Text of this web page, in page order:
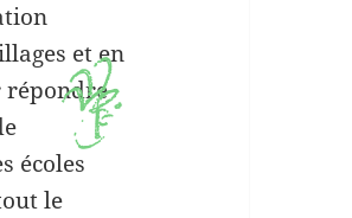
2
et en
répondre
écoles
le